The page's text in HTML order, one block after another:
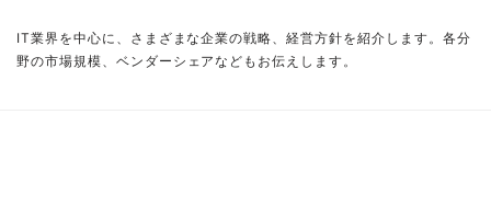
IT業界を中心に、さまざまな企業の戦略、経営方針を紹介します。各分
野の市場規模、ベンダーシェアなどもお伝えします。